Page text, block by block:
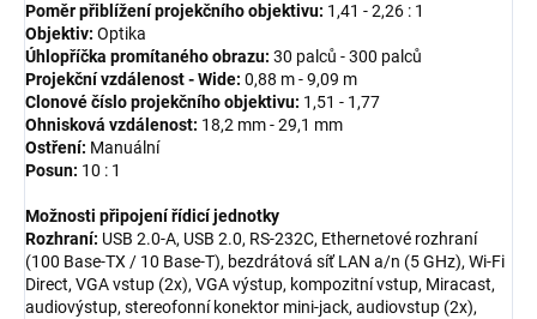
Poměr přiblížení projekčního objektivu: 1,41 - 2,26 : 1
Objektiv: Optika
Úhlopříčka promítaného obrazu: 30 palců - 300 palců
Projekční vzdálenost - Wide: 0,88 m - 9,09 m
Clonové číslo projekčního objektivu: 1,51 - 1,77
Ohnisková vzdálenost: 18,2 mm - 29,1 mm
Ostření: Manuální
Posun: 10 : 1
Možnosti připojení řídicí jednotky
Rozhraní: USB 2.0-A, USB 2.0, RS-232C, Ethernetové rozhraní
(100 Base-TX / 10 Base-T), bezdrátová síť LAN a/n (5 GHz), Wi-Fi
Direct, VGA vstup (2x), VGA výstup, kompozitní vstup, Miracast,
audiovýstup, stereofonní konektor mini-jack, audiovstup (2x),